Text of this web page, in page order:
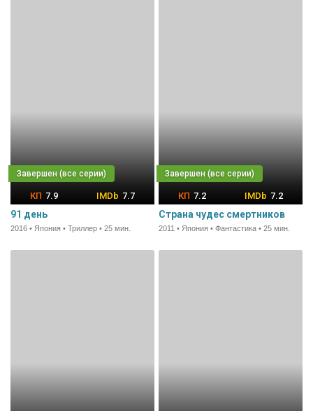
7.9 7.7
91 день
2016 • Япония • Триллер • 25 мин.
7.2 7.2
Страна чудес смертников
2011 • Япония • Фантастика • 25 мин.